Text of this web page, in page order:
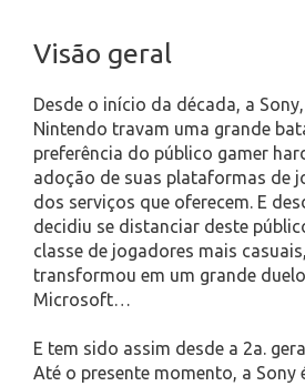
Visão geral
Desde o início da década, a
Nintendo travam uma grande
preferência do público gamer
adoção de suas plataformas de
dos serviços que oferecem. E
decidiu se distanciar deste
classe de jogadores mais
transformou em um grande
Microsoft…
E tem sido assim desde a 2a.
Até o presente momento, a Sony